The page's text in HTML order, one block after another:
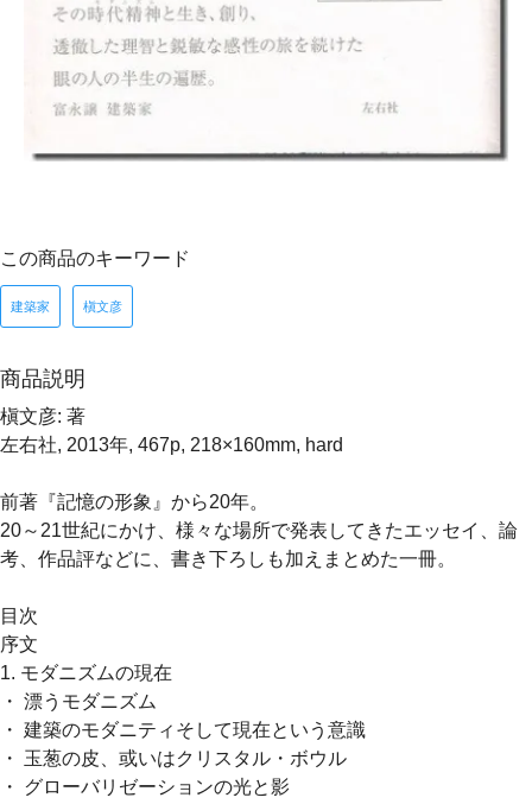
この商品のキーワード
建築家 槇文彦
商品説明
槇文彦: 著
左右社, 2013年, 467p, 218×160mm, hard
前著『記憶の形象』から20年。
20～21世紀にかけ、様々な場所で発表してきたエッセイ、論
考、作品評などに、書き下ろしも加えまとめた一冊。
目次
序文
1. モダニズムの現在
・ 漂うモダニズム
・ 建築のモダニティそして現在という意識
・ 玉葱の皮、或いはクリスタル・ボウル
・ グローバリゼーションの光と影